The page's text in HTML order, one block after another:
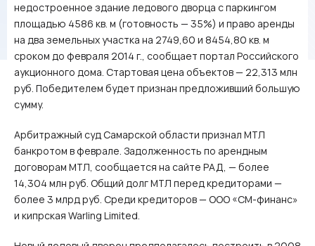
недостроенное здание ледового дворца с паркингом
площадью 4586 кв. м (готовность — 35%) и право аренды
на два земельных участка на 2749,60 и 8454,80 кв. м
сроком до февраля 2014 г., сообщает портал Российского
аукционного дома. Стартовая цена объектов — 22,313 млн
руб. Победителем будет признан предложивший большую
сумму.
Арбитражный суд Самарской области признал МТЛ
банкротом в феврале. Задолженность по арендным
договорам МТЛ, сообщается на сайте РАД, — более
14,304 млн руб. Общий долг МТЛ перед кредиторами —
более 3 млрд руб. Среди кредиторов — ООО «СМ-финанс»
и кипрская Warling Limited.